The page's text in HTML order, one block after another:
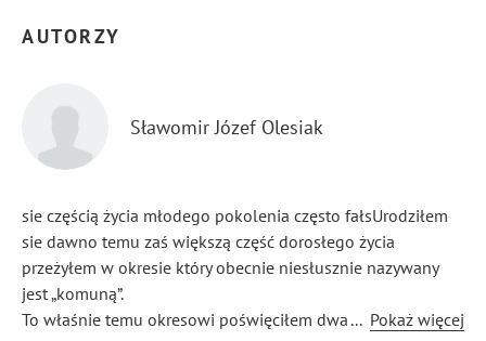
AUTORZY
Sławomir Józef Olesiak
sie częścią życia młodego pokolenia często fałsUrodziłem
sie dawno temu zaś większą część dorosłego życia
przeżyłem w okresie który obecnie niesłusznie nazywany
jest „komuną”.
To właśnie temu okresowi poświęciłem dwa opowiadania
... Pokaż więcej